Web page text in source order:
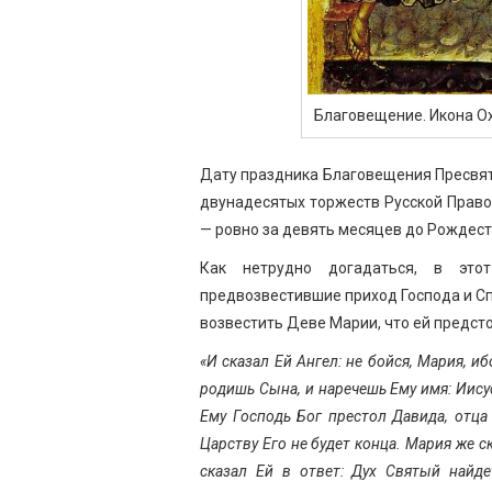
Благовещение. Икона
Дату праздника Благовещения
двунадесятых торжеств Русской
— ровно за девять месяцев до
Как нетрудно догадаться, в
предвозвестившие приход Господа и
возвестить Деве Марии, что ей
«И сказал Ей Ангел: не бойся, Мария,
родишь Сына, и наречешь Ему имя:
Ему Господь Бог престол Давида,
Царству Его не будет конца. Мария же
сказал Ей в ответ: Дух Святый